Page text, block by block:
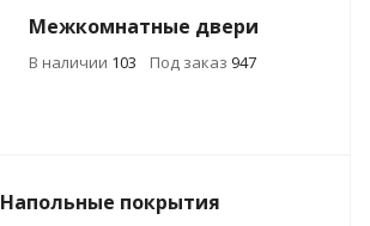
Межкомнатные двери
В наличии 103 Под заказ 947
Напольные покрытия